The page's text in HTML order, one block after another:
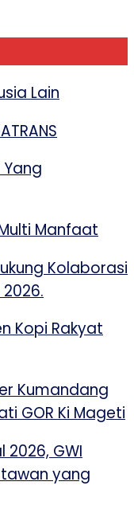
Lain
Manfaat
Kolaborasi
Kopi Rakyat
Kumandang
GOR Ki Mageti
2026, GWI
yang